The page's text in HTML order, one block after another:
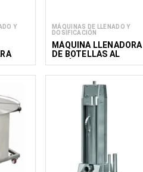
Y
SV
MÁQUINAS DE LLENADO Y
DOSIFICACIÓN
MÁQUINA LLENADORA
DE BOTELLAS AL
VACÍO TE 4